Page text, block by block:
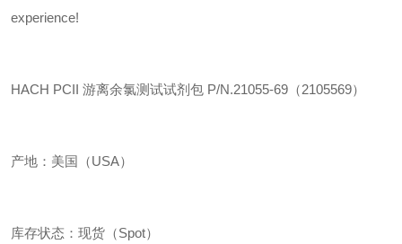
experience!
HACH PCII 游离余氯测试试剂包 P/N.21055-69（2105569）
产地：美国（USA）
库存状态：现货（Spot）